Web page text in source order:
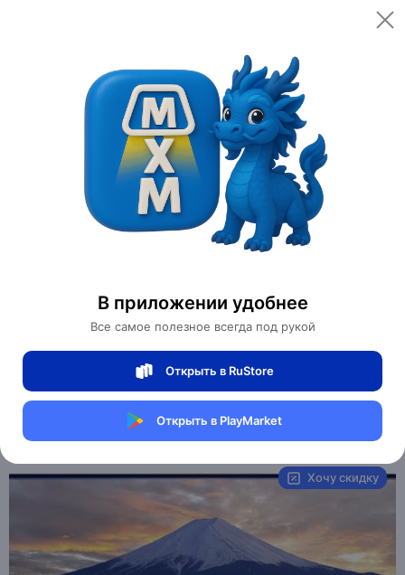
В приложении удобнее
Все самое полезное всегда под рукой
Открыть в RuStore
Открыть в PlayMarket
Открыть
Категории
Цифровая электроника
Телевизоры и видеотехника
Телевизоры
Телевизор Ace Android TV 85 дюймов 4K
2 отзывов 0
Магазин Xiaomi
Артикул: Ace-TV.85
Хочу скидку